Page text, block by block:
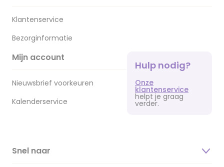
Klantenservice
Bezorginformatie
Mijn account
Nieuwsbrief voorkeuren
Kalenderservice
Hulp nodig?
Onze
klantenservice
helpt je graag
verder.
Snel naar